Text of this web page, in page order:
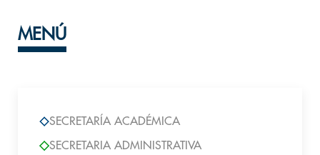
MENÚ
SECRETARÍA ACADÉMICA
SECRETARIA ADMINISTRATIVA